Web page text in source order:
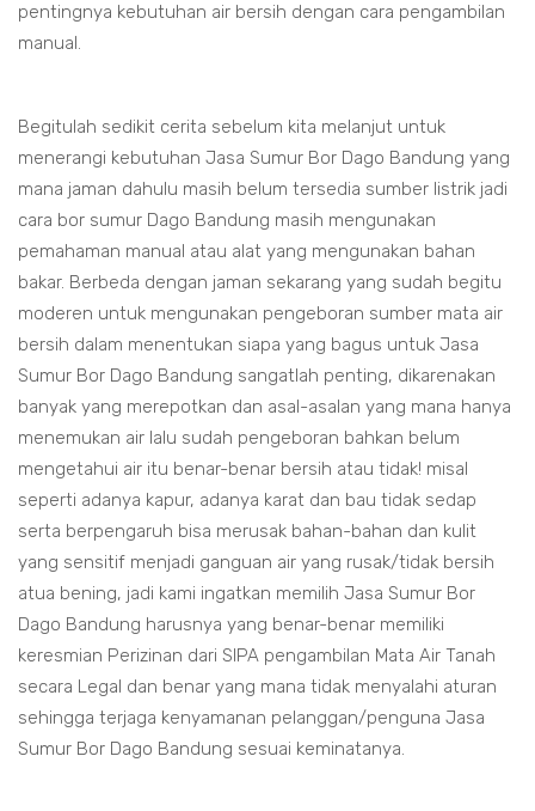
pentingnya kebutuhan air bersih dengan cara pengambilan
manual.
Begitulah sedikit cerita sebelum kita melanjut untuk
menerangi kebutuhan Jasa Sumur Bor Dago Bandung yang
mana jaman dahulu masih belum tersedia sumber listrik jadi
cara bor sumur Dago Bandung masih mengunakan
pemahaman manual atau alat yang mengunakan bahan
bakar. Berbeda dengan jaman sekarang yang sudah begitu
moderen untuk mengunakan pengeboran sumber mata air
bersih dalam menentukan siapa yang bagus untuk Jasa
Sumur Bor Dago Bandung sangatlah penting, dikarenakan
banyak yang merepotkan dan asal-asalan yang mana hanya
menemukan air lalu sudah pengeboran bahkan belum
mengetahui air itu benar-benar bersih atau tidak! misal
seperti adanya kapur, adanya karat dan bau tidak sedap
serta berpengaruh bisa merusak bahan-bahan dan kulit
yang sensitif menjadi ganguan air yang rusak/tidak bersih
atua bening, jadi kami ingatkan memilih Jasa Sumur Bor
Dago Bandung harusnya yang benar-benar memiliki
keresmian Perizinan dari SIPA pengambilan Mata Air Tanah
secara Legal dan benar yang mana tidak menyalahi aturan
sehingga terjaga kenyamanan pelanggan/penguna Jasa
Sumur Bor Dago Bandung sesuai keminatanya.